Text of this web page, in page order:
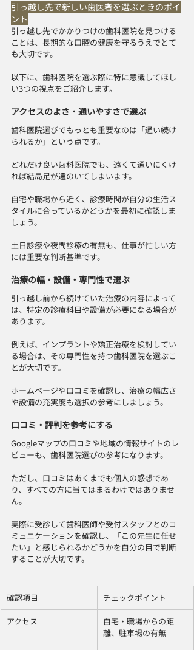
引っ越し先で新しい歯医者を選ぶときのポイ
ント
引っ越し先でかかりつけの歯科医院を見つける
ことは、長期的な口腔の健康を守るうえでとて
も大切です。
以下に、歯科医院を選ぶ際に特に意識してほし
い3つの視点をご紹介します。
アクセスのよさ・通いやすさで選ぶ
歯科医院選びでもっとも重要なのは「通い続け
られるか」という点です。
どれだけ良い歯科医院でも、遠くて通いにくけ
れば結局足が遠のいてしまいます。
自宅や職場から近く、診療時間が自分の生活ス
タイルに合っているかどうかを最初に確認しま
しょう。
土日診療や夜間診療の有無も、仕事が忙しい方
には重要な判断基準です。
治療の幅・設備・専門性で選ぶ
引っ越し前から続けていた治療の内容によって
は、特定の診療科目や設備が必要になる場合が
あります。
例えば、インプラントや矯正治療を検討してい
る場合は、その専門性を持つ歯科医院を選ぶこ
とが大切です。
ホームページや口コミを確認し、治療の幅広さ
や設備の充実度も選択の参考にしましょう。
口コミ・評判を参考にする
Googleマップの口コミや地域の情報サイトのレ
ビューも、歯科医院選びの参考になります。
ただし、口コミはあくまでも個人の感想であ
り、すべての方に当てはまるわけではありませ
ん。
実際に受診して歯科医師や受付スタッフとのコ
ミュニケーションを確認し、「この先生に任せ
たい」と感じられるかどうかを自分の目で判断
することが大切です。
確認項目 チェックポイント
アクセス
自宅・職場からの距
離、駐車場の有無